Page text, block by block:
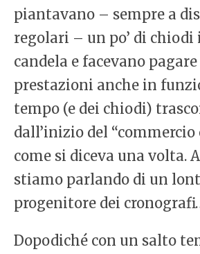
piantavano – sempre a
regolari – un po’ di chiodi
candela e facevano
prestazioni anche in
tempo (e dei chiodi)
dall’inizio del “commercio
come si diceva una volta.
stiamo parlando di un
progenitore dei
Dopodiché con un salto